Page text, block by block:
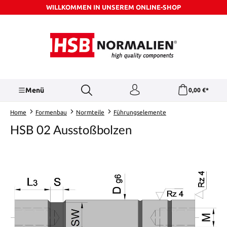
Zum Hauptinhalt springenWILLKOMMEN IN UNSEREM ONLINE-SHOP
Menü 0,00 €*
Home Formenbau Normteile Führungselemente
HSB 02 Ausstoßbolzen